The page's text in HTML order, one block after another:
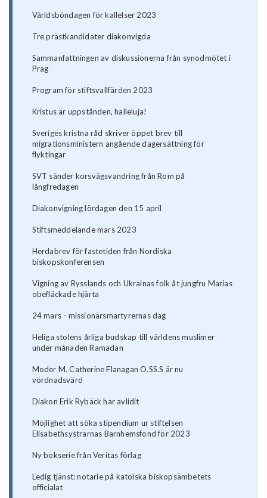
Världsböndagen för kallelser 2023
Tre prästkandidater diakonvigda
Sammanfattningen av diskussionerna från synodmötet i
Prag
Program för stiftsvallfärden 2023
Kristus är uppstånden, halleluja!
Sveriges kristna råd skriver öppet brev till
migrationsministern angående dagersättning för
flyktingar
SVT sänder korsvägsvandring från Rom på
långfredagen
Diakonvigning lördagen den 15 april
Stiftsmeddelande mars 2023
Herdabrev för fastetiden från Nordiska
biskopskonferensen
Vigning av Rysslands och Ukrainas folk åt jungfru Marias
obefläckade hjärta
24 mars - missionärsmartyrernas dag
Heliga stolens årliga budskap till världens muslimer
under månaden Ramadan
Moder M. Catherine Flanagan O.SS.S är nu
vördnadsvärd
Diakon Erik Rybäck har avlidit
Möjlighet att söka stipendium ur stiftelsen
Elisabethsystrarnas Barnhemsfond för 2023
Ny bokserie från Veritas förlag
Ledig tjänst: notarie på katolska biskopsämbetets
officialat